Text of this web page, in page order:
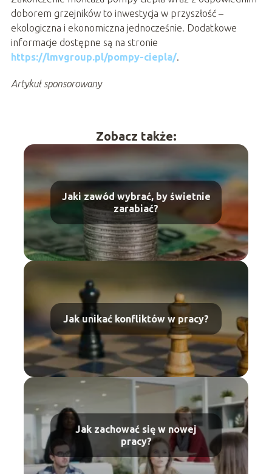
doborem grzejników to inwestycja w przyszłość –
ekologiczna i ekonomiczna jednocześnie. Dodatkowe
informacje dostępne są na stronie
https://lmvgroup.pl/pompy-ciepla/.
Artykuł sponsorowany
Zobacz także:
Jaki zawód wybrać, by świetnie
zarabiać?
Jak unikać konfliktów w pracy?
Jak zachować się w nowej
pracy?